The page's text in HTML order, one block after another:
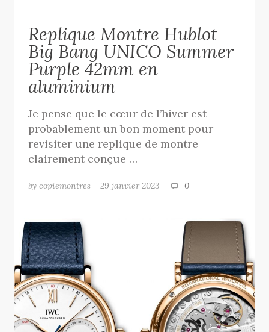
Replique Montre Hublot
Big Bang UNICO Summer
Purple 42mm en
aluminium
Je pense que le cœur de l’hiver est
probablement un bon moment pour
revisiter une replique de montre
clairement conçue …
by copiemontres 29 janvier 2023 0